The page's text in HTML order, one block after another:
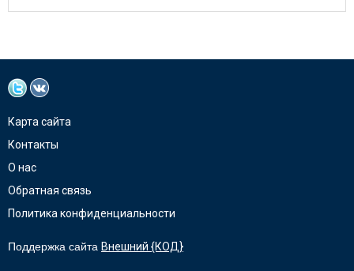
Карта сайта
Контакты
О нас
Обратная связь
Политика конфиденциальности
Поддержка сайта Внешний {КОД}